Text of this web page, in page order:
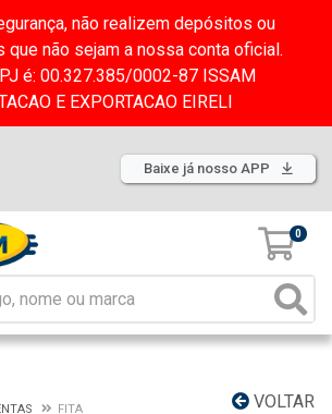
não realizem depósitos ou
que não sejam a nossa conta oficial.
é: 00.327.385/0002-87 ISSAM
E EXPORTACAO EIRELI
Baixe já nosso APP
0
VOLTAR
FITA